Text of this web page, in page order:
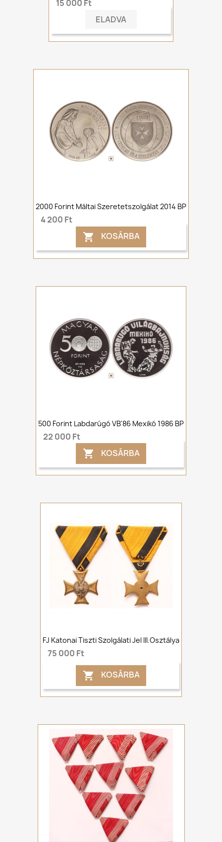
15 000 Ft
ELADVA
2000 Forint Máltai Szeretetszolgálat 2014 BP
4 200 Ft
 KOSÁRBA
500 Forint Labdarúgó VB'86 Mexikó 1986 BP
22 000 Ft
 KOSÁRBA
FJ Katonai Tiszti Szolgálati Jel III.osztálya
75 000 Ft
 KOSÁRBA